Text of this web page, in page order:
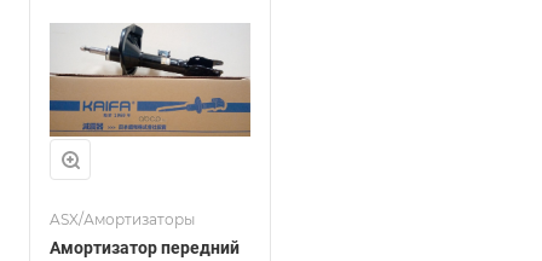
ASX/Амортизаторы
Амортизатор передний